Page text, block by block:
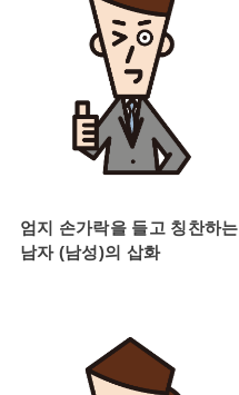
엄지 손가락을 들고 칭찬하는
남자 (남성)의 삽화